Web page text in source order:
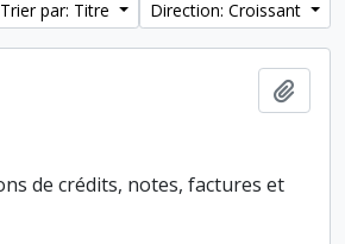
Trier par: Titre Direction: Croissant
de crédits, notes, factures et